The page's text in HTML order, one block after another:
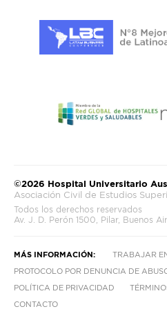
©2026 Hospital Universitario
Asociación Civil de Estudios
Todos los derechos reservados
Av. J. D. Perón 1500, Pilar, Buenos
MÁS INFORMACIÓN: TRABAJAR
PROTOCOLO POR DENUNCIA DE
POLÍTICA DE PRIVACIDAD
CONTACTO